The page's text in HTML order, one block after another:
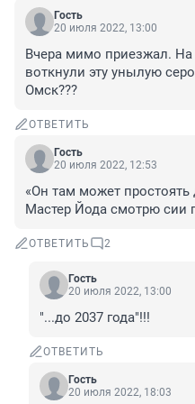
Гость
20 июля 2022, 13:00
Вчера мимо приезжал.
воткнули эту унылую
Омск???
ОТВЕТИТЬ
Гость
20 июля 2022, 12:53
«Он там может простоять
Мастер Йода смотрю сии
ОТВЕТИТЬ 2
Гость
20 июля 2022, 13:00
"...до 2037 года"!!!
ОТВЕТИТЬ
Гость
20 июля 2022, 18:03